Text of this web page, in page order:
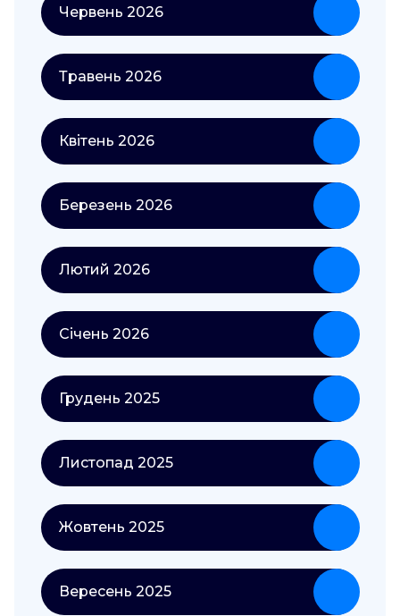
Червень 2026
Травень 2026
Квітень 2026
Березень 2026
Лютий 2026
Січень 2026
Грудень 2025
Листопад 2025
Жовтень 2025
Вересень 2025